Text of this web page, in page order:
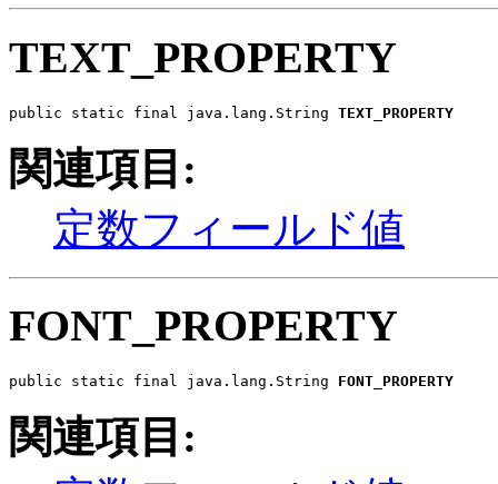
TEXT_PROPERTY
public static final java.lang.String TEXT_PROPERTY
関連項目:
定数フィールド値
FONT_PROPERTY
public static final java.lang.String FONT_PROPERTY
関連項目: